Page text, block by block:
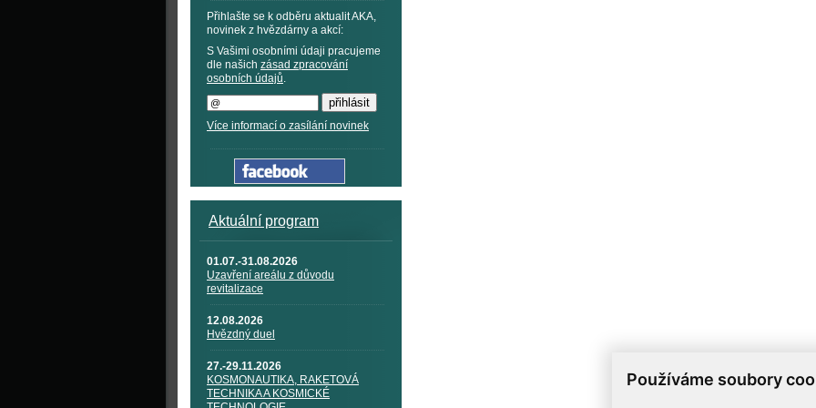
Používáme soubory
Přihlašte se k odběru aktualit AKA,
novinek z hvězdárny a akcí:
S Vašimi osobními údaji pracujeme
dle našich zásad zpracování
osobních údajů.
Více informací o zasílání novinek
Aktuální program
01.07.-31.08.2026
Uzavření areálu z důvodu
revitalizace
12.08.2026
Hvězdný duel
27.-29.11.2026
KOSMONAUTIKA, RAKETOVÁ
TECHNIKA A KOSMICKÉ